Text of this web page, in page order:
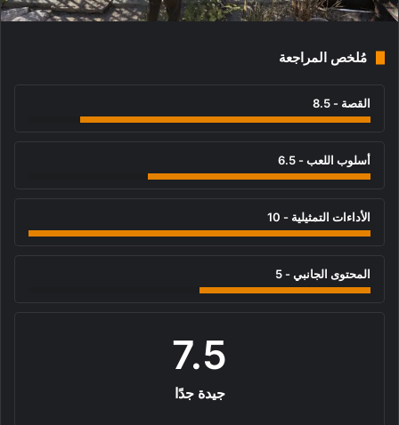
مُلخص المراجعة
القصة - 8.5
أسلوب اللعب - 6.5
الأداءات التمثيلية - 10
المحتوى الجانبي - 5
7.5
جيدة جدًا